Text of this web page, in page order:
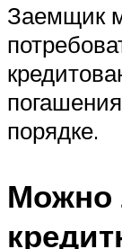
Заемщик
порядке.
Можно